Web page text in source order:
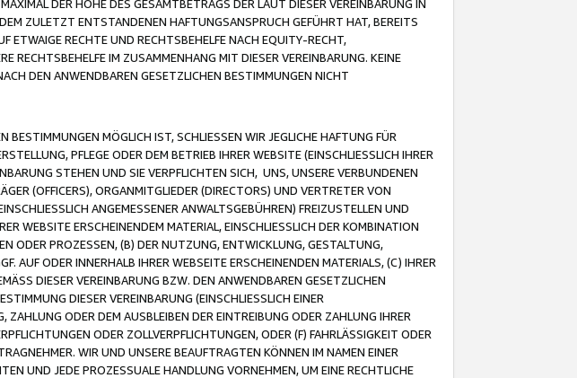
DER HÖHE DES GESAMTBETRAGS DER LAUT DIESER VEREINBARUNG IN
ZULETZT ENTSTANDENEN HAFTUNGSANSPRUCH GEFÜHRT HAT, BEREITS
ETWAIGE RECHTE UND RECHTSBEHELFE NACH EQUITY-RECHT,
RECHTSBEHELFE IM ZUSAMMENHANG MIT DIESER VEREINBARUNG. KEINE
DEN ANWENDBAREN GESETZLICHEN BESTIMMUNGEN NICHT
MÖGLICH IST, SCHLIESSEN WIR JEGLICHE HAFTUNG FÜR
PFLEGE ODER DEM BETRIEB IHRER WEBSITE (EINSCHLIESSLICH IHRER
STEHEN UND SIE VERPFLICHTEN SICH, UNS, UNSERE VERBUNDENEN
(OFFICERS), ORGANMITGLIEDER (DIRECTORS) UND VERTRETER VON
ANGEMESSENER ANWALTSGEBÜHREN) FREIZUSTELLEN UND
WEBSITE ERSCHEINENDEM MATERIAL, EINSCHLIESSLICH DER KOMBINATION
ODER PROZESSEN, (B) DER NUTZUNG, ENTWICKLUNG, GESTALTUNG,
AUF ODER INNERHALB IHRER WEBSEITE ERSCHEINENDEN MATERIALS, (C) IHRER
DIESER VEREINBARUNG BZW. DEN ANWENDBAREN GESETZLICHEN
DIESER VEREINBARUNG (EINSCHLIESSLICH EINER
ODER DEM AUSBLEIBEN DER EINTREIBUNG ODER ZAHLUNG IHRER
ODER ZOLLVERPFLICHTUNGEN, ODER (F) FAHRLÄSSIGKEIT ODER
WIR UND UNSERE BEAUFTRAGTEN KÖNNEN IM NAMEN EINER
UND JEDE PROZESSUALE HANDLUNG VORNEHMEN, UM EINE RECHTLICHE